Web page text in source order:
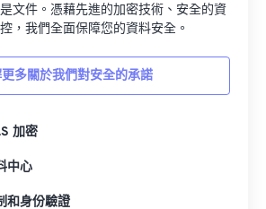
文件。憑藉先進的加密技術、安全的資
，我們全面保障您的資料安全。
更多關於我們對安全的承諾
加密
中心
和身份驗證